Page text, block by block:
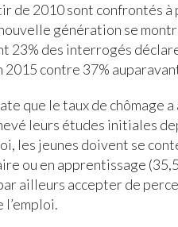
de 2010 sont confrontés à
génération se
23% des interrogés
contre 37%
que le taux de chômage
leurs études initiales
les jeunes doivent se
ou en apprentissage
ailleurs accepter de